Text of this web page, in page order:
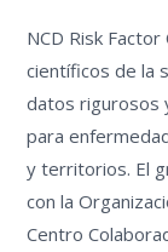
NCD Risk
científicos de la
datos rigurosos
para
y territorios. El
con la
Centro